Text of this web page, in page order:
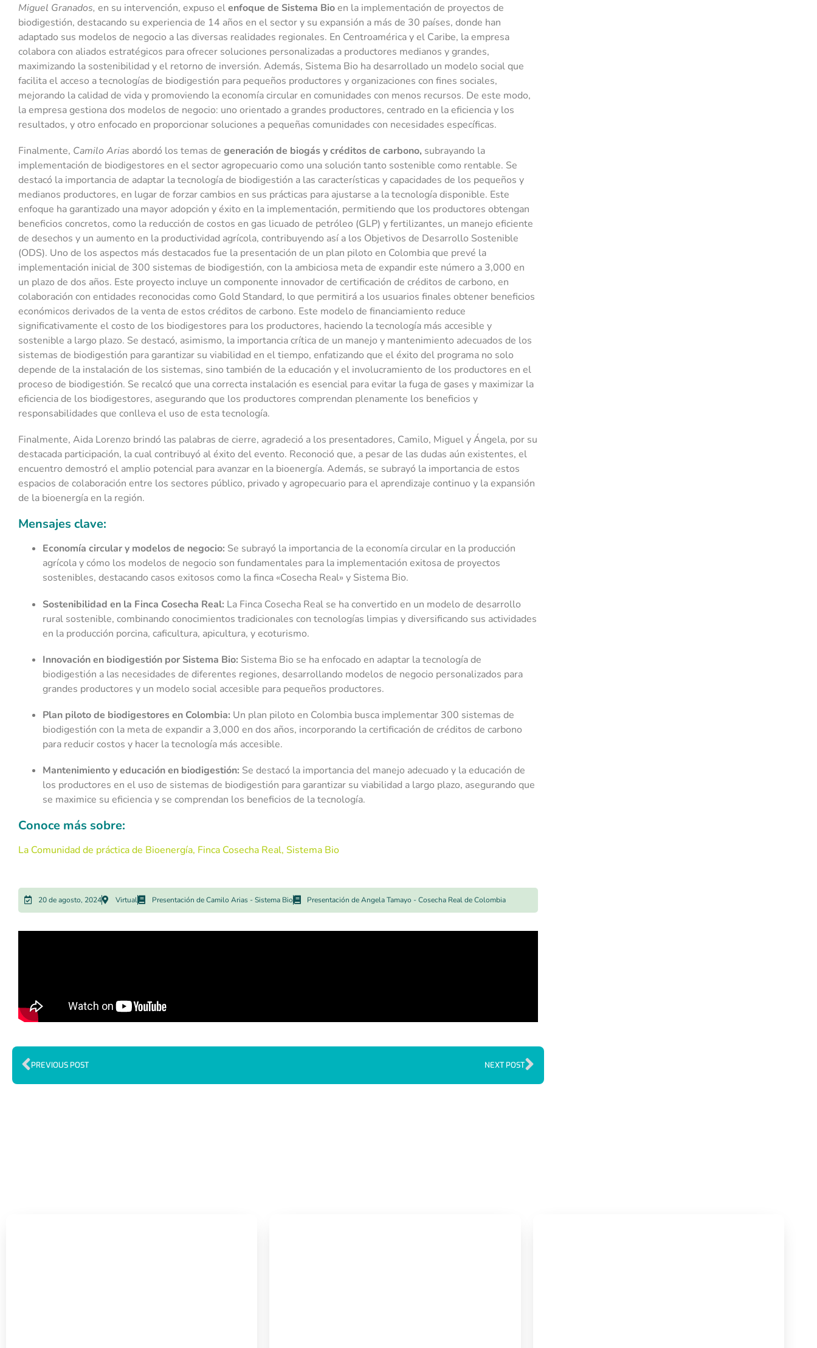
Miguel Granados, en su intervención, expuso elenfoque de Sistema Bioen la implementación de proyectos de
biodigestión, destacando su experiencia de 14 años en el sector y su expansión a más de 30 países, donde han
adaptado sus modelos de negocio a las diversas realidades regionales. En Centroamérica y el Caribe, la empresa
colabora con aliados estratégicos para ofrecer soluciones personalizadas a productores medianos y grandes,
maximizando la sostenibilidad y el retorno de inversión. Además, Sistema Bio ha desarrollado un modelo social que
facilita el acceso a tecnologías de biodigestión para pequeños productores y organizaciones con fines sociales,
mejorando la calidad de vida y promoviendo la economía circular en comunidades con menos recursos. De este modo,
la empresa gestiona dos modelos de negocio: uno orientado a grandes productores, centrado en la eficiencia y los
resultados, y otro enfocado en proporcionar soluciones a pequeñas comunidades con necesidades específicas.
Finalmente, Camilo Arias abordó los temas de generación de biogás y créditos de carbono, subrayando la
implementación de biodigestores en el sector agropecuario como una solución tanto sostenible como rentable. Se
destacó la importancia de adaptar la tecnología de biodigestión a las características y capacidades de los pequeños y
medianos productores, en lugar de forzar cambios en sus prácticas para ajustarse a la tecnología disponible. Este
enfoque ha garantizado una mayor adopción y éxito en la implementación, permitiendo que los productores obtengan
beneficios concretos, como la reducción de costos en gas licuado de petróleo (GLP) y fertilizantes, un manejo eficiente
de desechos y un aumento en la productividad agrícola, contribuyendo así a los Objetivos de Desarrollo Sostenible
(ODS). Uno de los aspectos más destacados fue la presentación de un plan piloto en Colombia que prevé la
implementación inicial de 300 sistemas de biodigestión, con la ambiciosa meta de expandir este número a 3,000 en
un plazo de dos años. Este proyecto incluye un componente innovador de certificación de créditos de carbono, en
colaboración con entidades reconocidas como Gold Standard, lo que permitirá a los usuarios finales obtener beneficios
económicos derivados de la venta de estos créditos de carbono. Este modelo de financiamiento reduce
significativamente el costo de los biodigestores para los productores, haciendo la tecnología más accesible y
sostenible a largo plazo. Se destacó, asimismo, la importancia crítica de un manejo y mantenimiento adecuados de los
sistemas de biodigestión para garantizar su viabilidad en el tiempo, enfatizando que el éxito del programa no solo
depende de la instalación de los sistemas, sino también de la educación y el involucramiento de los productores en el
proceso de biodigestión. Se recalcó que una correcta instalación es esencial para evitar la fuga de gases y maximizar la
eficiencia de los biodigestores, asegurando que los productores comprendan plenamente los beneficios y
responsabilidades que conlleva el uso de esta tecnología.
Finalmente, Aida Lorenzo brindó las palabras de cierre, agradeció a los presentadores, Camilo, Miguel y Ángela, por su
destacada participación, la cual contribuyó al éxito del evento. Reconoció que, a pesar de las dudas aún existentes, el
encuentro demostró el amplio potencial para avanzar en la bioenergía. Además, se subrayó la importancia de estos
espacios de colaboración entre los sectores público, privado y agropecuario para el aprendizaje continuo y la expansión
de la bioenergía en la región.
Mensajes clave:
Economía circular y modelos de negocio: Se subrayó la importancia de la economía circular en la producción
agrícola y cómo los modelos de negocio son fundamentales para la implementación exitosa de proyectos
sostenibles, destacando casos exitosos como la finca «Cosecha Real» y Sistema Bio.
Sostenibilidad en la Finca Cosecha Real: La Finca Cosecha Real se ha convertido en un modelo de desarrollo
rural sostenible, combinando conocimientos tradicionales con tecnologías limpias y diversificando sus actividades
en la producción porcina, caficultura, apicultura, y ecoturismo.
Innovación en biodigestión por Sistema Bio: Sistema Bio se ha enfocado en adaptar la tecnología de
biodigestión a las necesidades de diferentes regiones, desarrollando modelos de negocio personalizados para
grandes productores y un modelo social accesible para pequeños productores.
Plan piloto de biodigestores en Colombia: Un plan piloto en Colombia busca implementar 300 sistemas de
biodigestión con la meta de expandir a 3,000 en dos años, incorporando la certificación de créditos de carbono
para reducir costos y hacer la tecnología más accesible.
Mantenimiento y educación en biodigestión: Se destacó la importancia del manejo adecuado y la educación de
los productores en el uso de sistemas de biodigestión para garantizar su viabilidad a largo plazo, asegurando que
se maximice su eficiencia y se comprendan los beneficios de la tecnología.
Conoce más sobre:
La Comunidad de práctica de Bioenergía, Finca Cosecha Real, Sistema Bio
20 de agosto, 2024 Virtual Presentación de Camilo Arias - Sistema Bio Presentación de Angela Tamayo - Cosecha Real de Colombia
PREVIOUS POST NEXT POST